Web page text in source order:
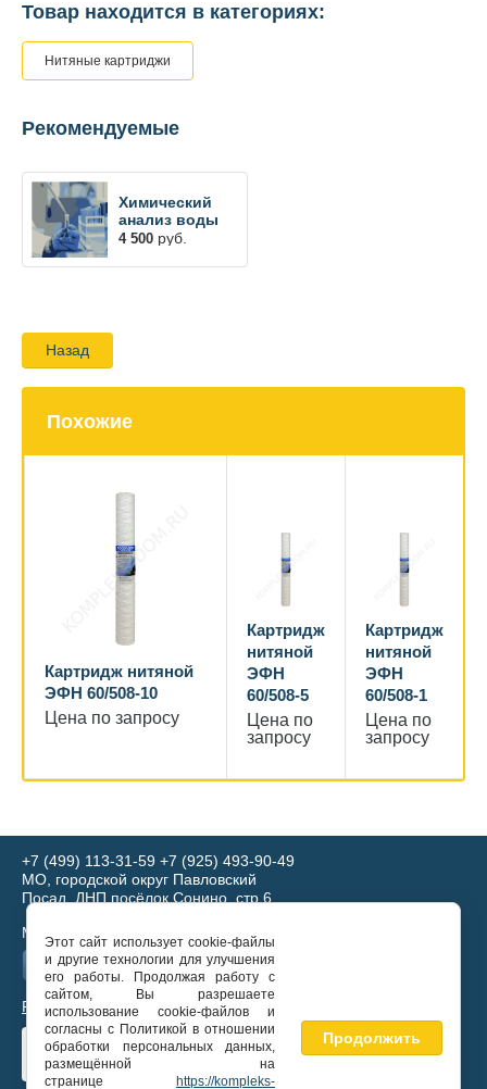
Товар находится в категориях:
Нитяные картриджи
Рекомендуемые
Химический
анализ воды
4 500 руб.
Назад
Похожие
Картридж нитяной
ЭФН 60/508-10
Цена по запросу
Картридж
нитяной
ЭФН
60/508-5
Цена по
запросу
Картридж
нитяной
ЭФН
60/508-1
Цена по
запросу
+7 (499) 113-31-59 +7 (925) 493-90-49
МО, городской округ Павловский
Посад, ДНП посёлок Сонино, стр.6
Мы в соц. сетях:
Разработка сайтов под ключ
Этот сайт использует cookie-файлы
и другие технологии для улучшения
его работы. Продолжая работу с
сайтом, Вы разрешаете
использование cookie-файлов и
согласны с Политикой в отношении
обработки персональных данных,
размещённой на
странице
https://kompleks-
Продолжить